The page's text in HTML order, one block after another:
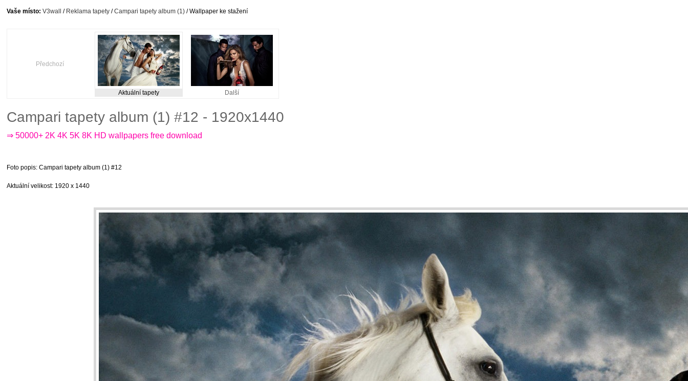
Vaše místo: V3wall / Reklama tapety /Campari tapety album (1) / Wallpaper ke stažení
Předchozí
Aktuální tapety Další
Campari tapety album (1) #12 - 1920x1440
⇒ 50000+ 2K 4K 5K 8K HD wallpapers free download
Foto popis: Campari tapety album (1) #12
Aktuální velikost: 1920 x 1440